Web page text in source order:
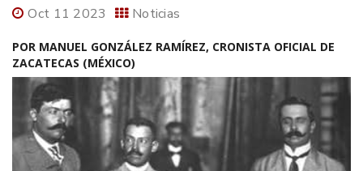
Oct 11 2023 Noticias
POR MANUEL GONZÁLEZ RAMÍREZ, CRONISTA OFICIAL DE
ZACATECAS (MÉXICO)